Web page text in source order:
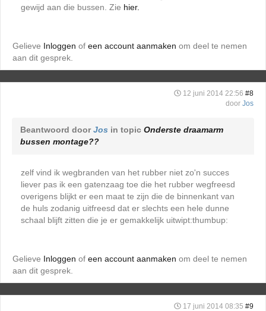
gewijd aan die bussen. Zie hier.
Gelieve Inloggen of een account aanmaken om deel te nemen
aan dit gesprek.
12 juni 2014 22:56 #8
door Jos
Beantwoord doorJos in topic Onderste draamarm
bussen montage??
zelf vind ik wegbranden van het rubber niet zo'n succes
liever pas ik een gatenzaag toe die het rubber wegfreesd
overigens blijkt er een maat te zijn die de binnenkant van
de huls zodanig uitfreesd dat er slechts een hele dunne
schaal blijft zitten die je er gemakkelijk uitwipt:thumbup:
Gelieve Inloggen of een account aanmaken om deel te nemen
aan dit gesprek.
17 juni 2014 08:35 #9